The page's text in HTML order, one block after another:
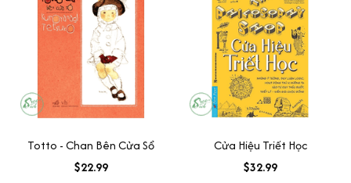
Totto - Chan Bên Cửa Sổ
$22.99
Cửa Hiệu Triết Học
$32.99